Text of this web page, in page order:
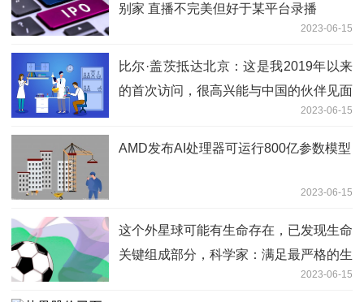
别家 直播不完美但好于某平台录播
2023-06-15
比尔·盖茨抵达北京：这是我2019年以来
的首次访问，很高兴能与中国的伙伴见面
2023-06-15
AMD发布AI处理器可运行800亿参数模型
2023-06-15
这个外星球可能有生命存在，已发现生命
关键组成部分，科学家：满足最严格的生
2023-06-15